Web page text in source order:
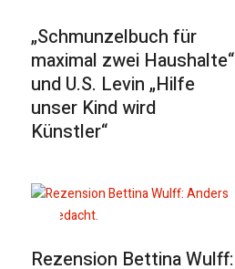
„Schmunzelbuch für
maximal zwei Haushalte“
und U.S. Levin „Hilfe
unser Kind wird
Künstler“
Rezension Bettina Wulff: